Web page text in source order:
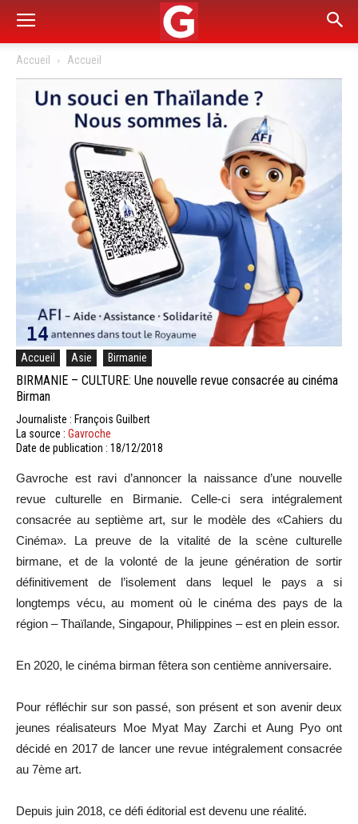
Accueil Accueil
Accueil Asie Birmanie
BIRMANIE – CULTURE: Une nouvelle revue consacrée au cinéma
Birman
Journaliste : François Guilbert
La source : Gavroche
Date de publication : 18/12/2018
Gavroche est ravi d’annoncer la naissance d’une nouvelle
revue culturelle en Birmanie. Celle-ci sera intégralement
consacrée au septième art, sur le modèle des «Cahiers du
Cinéma». La preuve de la vitalité de la scène culturelle
birmane, et de la volonté de la jeune génération de sortir
définitivement de l’isolement dans lequel le pays a si
longtemps vécu, au moment où le cinéma des pays de la
région – Thaïlande, Singapour, Philippines – est en plein essor.
En 2020, le cinéma birman fêtera son centième anniversaire.
Pour réfléchir sur son passé, son présent et son avenir deux
jeunes réalisateurs Moe Myat May Zarchi et Aung Pyo ont
décidé en 2017 de lancer une revue intégralement consacrée
au 7ème art.
Depuis juin 2018, ce défi éditorial est devenu une réalité.